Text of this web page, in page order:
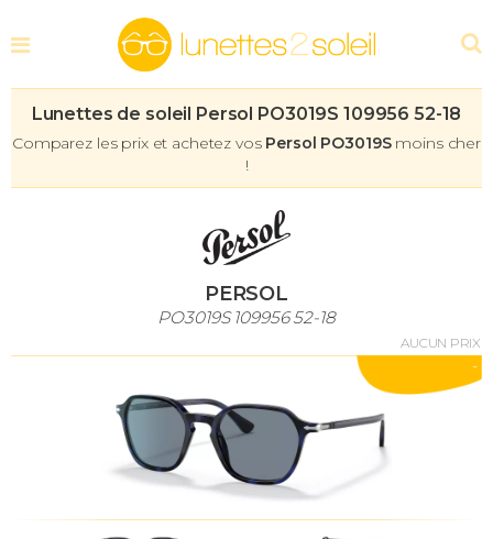
Lunettes de soleil Persol PO3019S 109956 52-18
Comparez les prix et achetez vos Persol PO3019Smoins cher
!
PERSOL
PO3019S 109956 52-18
AUCUN PRIX
-